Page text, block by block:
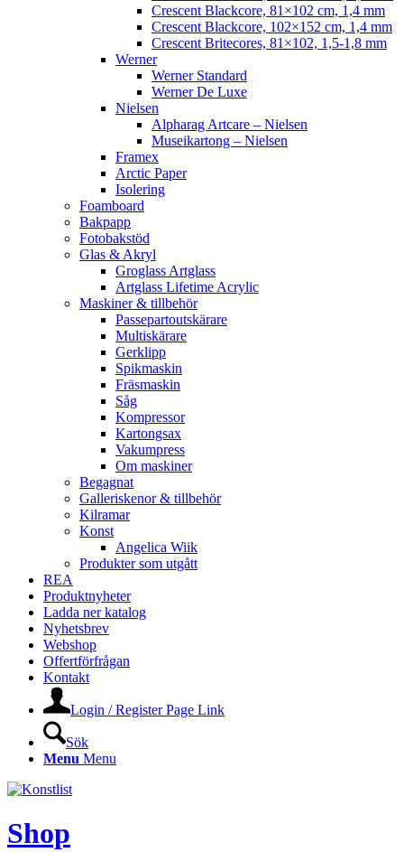
Crescent Blackcore, 81×102 cm, 1,4 mm
Crescent Blackcore, 102×152 cm, 1,4 mm
Crescent Britecores, 81×102, 1,5-1,8 mm
Werner
Werner Standard
Werner De Luxe
Nielsen
Alpharag Artcare – Nielsen
Museikartong – Nielsen
Framex
Arctic Paper
Isolering
Foamboard
Bakpapp
Fotobakstöd
Glas & Akryl
Groglass Artglass
Artglass Lifetime Acrylic
Maskiner & tillbehör
Passepartoutskärare
Multiskärare
Gerklipp
Spikmaskin
Fräsmaskin
Såg
Kompressor
Kartongsax
Vakumpress
Om maskiner
Begagnat
Galleriskenor & tillbehör
Kilramar
Konst
Angelica Wiik
Produkter som utgått
REA
Produktnyheter
Ladda ner katalog
Nyhetsbrev
Webshop
Offertförfrågan
Kontakt
Login / Register Page Link
Sök
Menu Menu
Shop